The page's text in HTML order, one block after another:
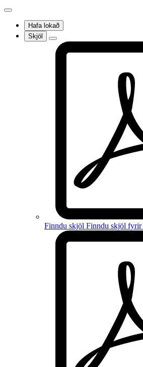
Hafa lokað
Skjöl
Finndu skjöl Finndu skjöl fyrir